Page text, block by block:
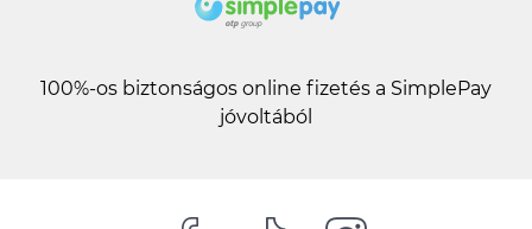
100%-os biztonságos online fizetés a SimplePay
jóvoltából